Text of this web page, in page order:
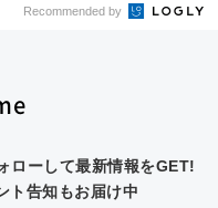
Recommended by
ローして最新情報をGET!
ト告知もお届け中